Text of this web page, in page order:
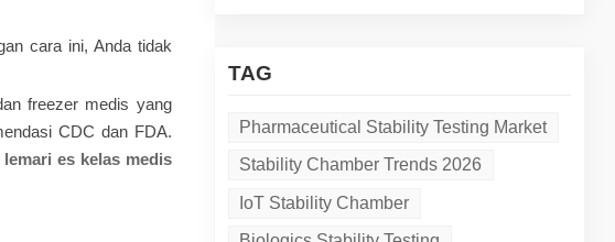
TAG
Pharmaceutical Stability Testing Market
Stability Chamber Trends 2026
IoT Stability Chamber
cara ini, Anda tidak
freezer medis yang
CDC dan FDA.
es kelas medis